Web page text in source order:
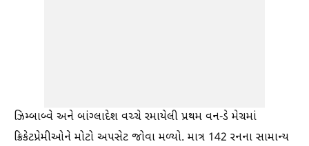
ઝિમ્બાબ્વે અને બાંગ્લાદેશ વચ્ચે રમાયેલી પ્રથમ વન-ડે મેચમાં
ક્રિકેટપ્રેમીઓને મોટો અપસેટ જોવા મળ્યો. માત્ર 142 રનના સામાન્ય